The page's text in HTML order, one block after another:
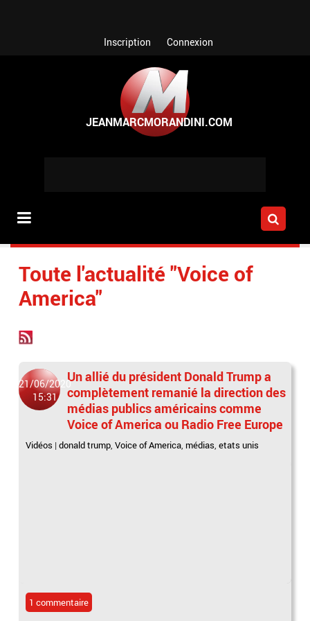
Inscription Connexion
Toute l'actualité "Voice of
America"
21/06/2020
15:31
Un allié du président Donald Trump a
complètement remanié la direction des
médias publics américains comme
Voice of America ou Radio Free Europe
Vidéos |donald trump,Voice of America, médias,etats unis
1 commentaire